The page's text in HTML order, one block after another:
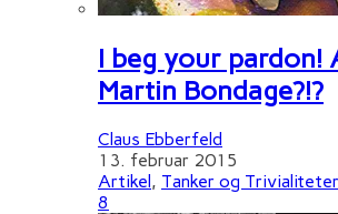
I beg your pardon!
Martin Bondage?!?
Claus Ebberfeld
13. februar 2015
Artikel, Tanker og Trivialiteter
8